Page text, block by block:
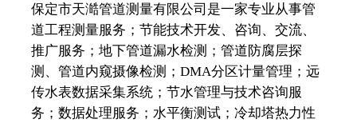
保定市天澔管道测量有限公司是一家专业从事管
道工程测量服务；节能技术开发、咨询、交流、
推广服务；地下管道漏水检测；管道防腐层探
测、管道内窥摄像检测；DMA分区计量管理；远
传水表数据采集系统；节水管理与技术咨询服
务；数据处理服务；水平衡测试；冷却塔热力性